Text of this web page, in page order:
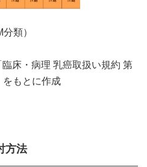
類）
床・病理 乳癌取扱い規約 第
もとに作成
方法